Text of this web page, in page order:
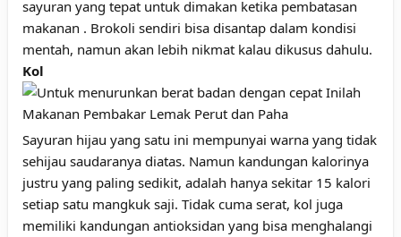
sayuran yang tepat untuk dimakan ketika pembatasan
makanan . Brokoli sendiri bisa disantap dalam kondisi
mentah, namun akan lebih nikmat kalau dikusus dahulu.
Kol
Sayuran hijau yang satu ini mempunyai warna yang tidak
sehijau saudaranya diatas. Namun kandungan kalorinya
justru yang paling sedikit, adalah hanya sekitar 15 kalori
setiap satu mangkuk saji. Tidak cuma serat, kol juga
memiliki kandungan antioksidan yang bisa menghalangi